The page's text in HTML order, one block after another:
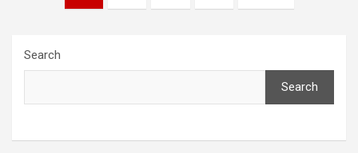
pagination
Search
Search